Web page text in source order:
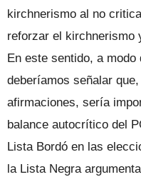
kirchnerismo al no
reforzar el kirchnerismo
En este sentido, a
deberíamos señalar
afirmaciones, sería
balance autocrítico del
Lista Bordó en las
la Lista Negra